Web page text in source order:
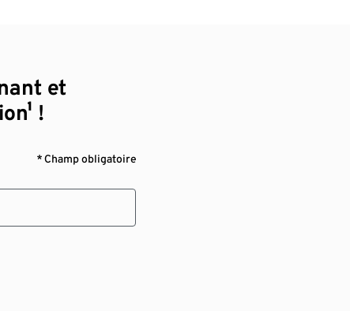
et
!
* Champ obligatoire